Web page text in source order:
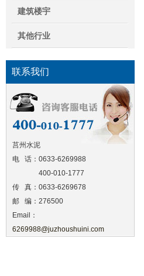
建筑楼宇
其他行业
联系我们
莒州水泥
电 话：0633-6269988
400-010-1777
传 真：0633-6269678
邮 编：276500
Email：
6269988@juzhoushuini.com